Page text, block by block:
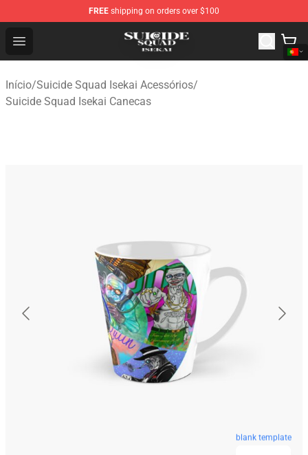
FREE shipping on orders over $100
Open menu
Suicide Squad Isekai Store - Official Suicide Squad
Início/Suicide Squad Isekai Acessórios/
Suicide Squad Isekai Canecas
blank template